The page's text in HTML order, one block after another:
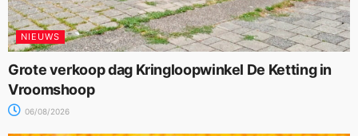
NIEUWS
Grote verkoop dag Kringloopwinkel De Ketting in
Vroomshoop
06/08/2026